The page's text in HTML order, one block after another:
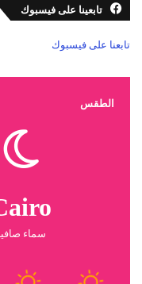
تابعينا على فيسبوك
تابعنا على فيسبوك
الطقس
سماء